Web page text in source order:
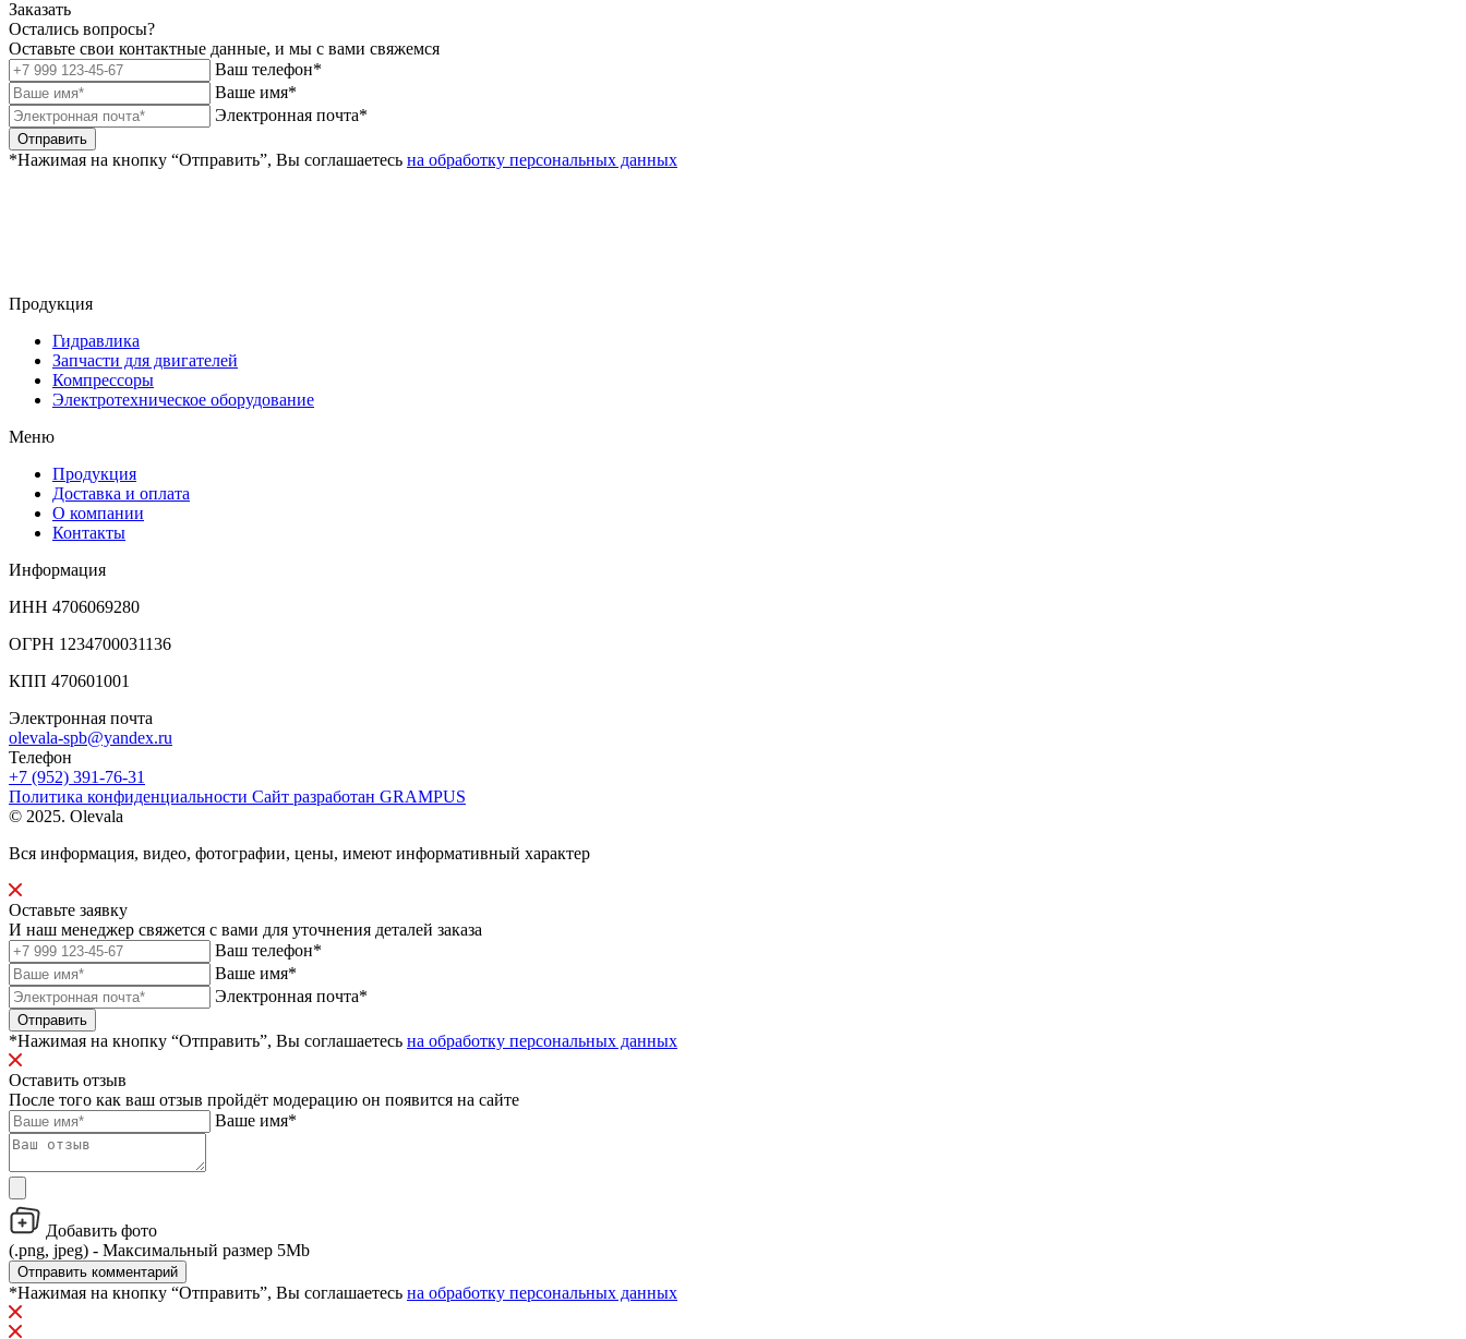
Заказать
Остались вопросы?
Оставьте свои контактные данные, и мы с вами свяжемся
Ваш телефон*
Ваше имя*
Электронная почта*
Отправить
*Нажимая на кнопку “Отправить”, Вы соглашаетесь на обработку персональных данных
Продукция
Гидравлика
Запчасти для двигателей
Компрессоры
Электротехническое оборудование
Меню
Продукция
Доставка и оплата
О компании
Контакты
Информация
ИНН 4706069280
ОГРН 1234700031136
КПП 470601001
Электронная почта
olevala-spb@yandex.ru
Телефон
+7 (952) 391-76-31
Политика конфиденциальности Сайт разработан GRAMPUS
© 2025. Olevala
Вся информация, видео, фотографии, цены, имеют информативный характер
Оставьте заявку
И наш менеджер свяжется с вами для уточнения деталей заказа
Ваш телефон*
Ваше имя*
Электронная почта*
Отправить
*Нажимая на кнопку “Отправить”, Вы соглашаетесь на обработку персональных данных
Оставить отзыв
После того как ваш отзыв пройдёт модерацию он появится на сайте
Ваше имя*
Добавить фото
(.png, jpeg) - Максимальный размер 5Mb
Отправить комментарий
*Нажимая на кнопку “Отправить”, Вы соглашаетесь на обработку персональных данных